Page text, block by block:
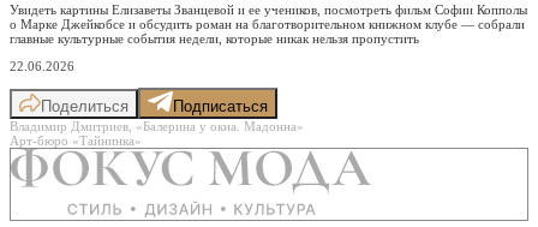
Увидеть картины Елизаветы Званцевой и ее учеников, посмотреть фильм Софии Копполы
о Марке Джейкобсе и обсудить роман на благотворительном книжном клубе — собрали
главные культурные события недели, которые никак нельзя пропустить
22.06.2026
Поделиться Подписаться
Владимир Дмитриев, «Балерина у окна. Мадонна»
Арт-бюро «Тайнинка»